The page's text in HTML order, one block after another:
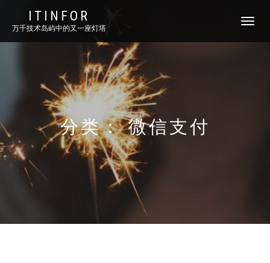
ITINFOR
万千技术岛屿中的又一座灯塔
TOGGLE
分类：微信支付